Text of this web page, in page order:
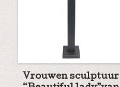
Vrouwen sculptuur